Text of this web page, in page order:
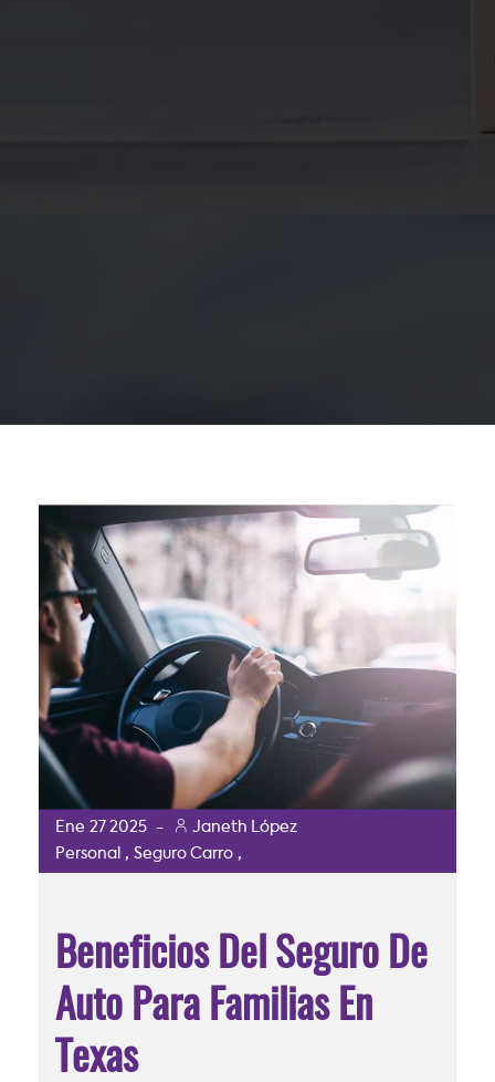
Ene 27 2025 -
Janeth López
Personal
, Seguro Carro ,
Beneficios Del Seguro De
Auto Para Familias En
Texas